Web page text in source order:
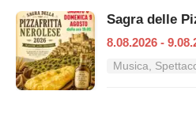
8.08.2026 -